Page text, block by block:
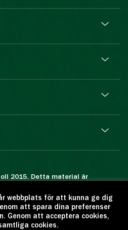
2015. Detta material är
kopiering är förbjuden.
men ange källan:
Ansvarig utgivare:
webbplats för att kunna ge dig
att spara dina preferenser
Genom att acceptera cookies,
cookies.